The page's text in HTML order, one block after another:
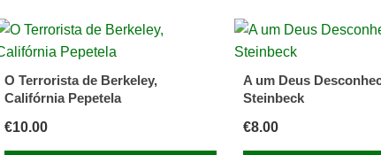
O Terrorista de Berkeley,
Califórnia Pepetela
€10.00
A um Deus
Steinbeck
€8.00